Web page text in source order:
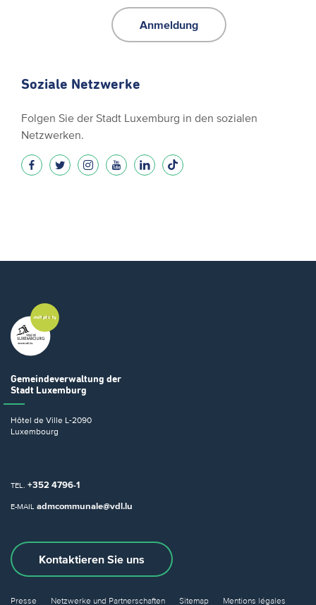
Anmeldung
Soziale Netzwerke
Folgen Sie der Stadt Luxemburg in den sozialen
Netzwerken.
Gemeindeverwaltung der
Stadt Luxemburg
Hôtel de Ville L-2090
Luxembourg
TEL. +352 4796-1
E-MAIL admcommunale@vdl.lu
Kontaktieren Sie uns
Presse Netzwerke und Partnerschaften Sitemap Mentions légales